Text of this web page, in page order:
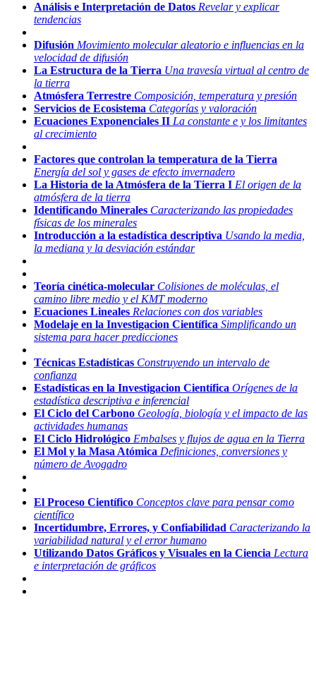
Análisis e Interpretación de Datos Revelar y explicar
tendencias
Difusión Movimiento molecular aleatorio e influencias en la
velocidad de difusión
La Estructura de la Tierra Una travesía virtual al centro de
la tierra
Atmósfera Terrestre Composición, temperatura y presión
Servicios de Ecosistema Categorías y valoración
Ecuaciones Exponenciales II La constante e y los limitantes
al crecimiento
Factores que controlan la temperatura de la Tierra
Energía del sol y gases de efecto invernadero
La Historia de la Atmósfera de la Tierra I El origen de la
atmósfera de la tierra
Identificando Minerales Caracterizando las propiedades
físicas de los minerales
Introducción a la estadística descriptiva Usando la media,
la mediana y la desviación estándar
Teoría cinética-molecular Colisiones de moléculas, el
camino libre medio y el KMT moderno
Ecuaciones Lineales Relaciones con dos variables
Modelaje en la Investigacion Científica Simplificando un
sistema para hacer predicciones
Técnicas Estadísticas Construyendo un intervalo de
confianza
Estadísticas en la Investigacion Científica Orígenes de la
estadística descriptiva e inferencial
El Ciclo del Carbono Geología, biología y el impacto de las
actividades humanas
El Ciclo Hidrológico Embalses y flujos de agua en la Tierra
El Mol y la Masa Atómica Definiciones, conversiones y
número de Avogadro
El Proceso Científico Conceptos clave para pensar como
científico
Incertidumbre, Errores, y Confiabilidad Caracterizando la
variabilidad natural y el error humano
Utilizando Datos Gráficos y Visuales en la Ciencia Lectura
e interpretación de gráficos